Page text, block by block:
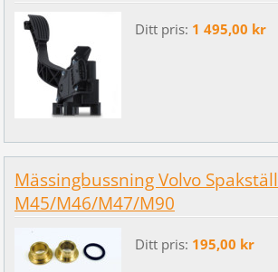
Ditt pris: 1 495,00 kr
Mässingbussning Volvo Spakställ
M45/M46/M47/M90
Ditt pris: 195,00 kr